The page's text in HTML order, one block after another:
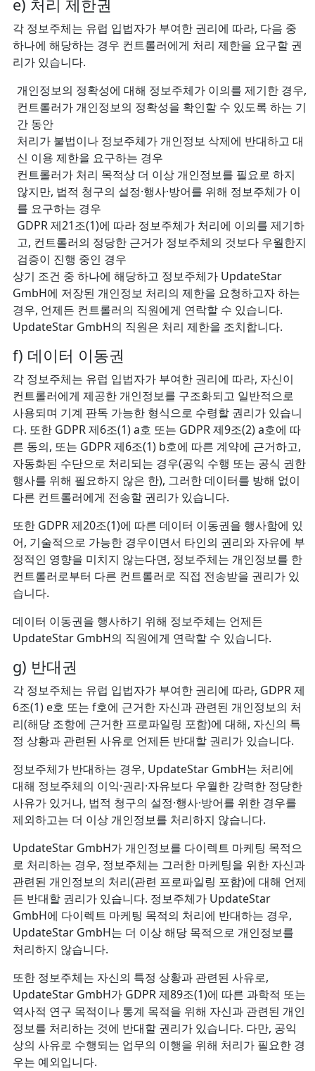
e) 처리 제한권
각 정보주체는 유럽 입법자가 부여한 권리에 따라, 다음 중
하나에 해당하는 경우 컨트롤러에게 처리 제한을 요구할 권
리가 있습니다.
개인정보의 정확성에 대해 정보주체가 이의를 제기한 경우,
컨트롤러가 개인정보의 정확성을 확인할 수 있도록 하는 기
간 동안
처리가 불법이나 정보주체가 개인정보 삭제에 반대하고 대
신 이용 제한을 요구하는 경우
컨트롤러가 처리 목적상 더 이상 개인정보를 필요로 하지
않지만, 법적 청구의 설정·행사·방어를 위해 정보주체가 이
를 요구하는 경우
GDPR 제21조(1)에 따라 정보주체가 처리에 이의를 제기하
고, 컨트롤러의 정당한 근거가 정보주체의 것보다 우월한지
검증이 진행 중인 경우
상기 조건 중 하나에 해당하고 정보주체가 UpdateStar
GmbH에 저장된 개인정보 처리의 제한을 요청하고자 하는
경우, 언제든 컨트롤러의 직원에게 연락할 수 있습니다.
UpdateStar GmbH의 직원은 처리 제한을 조치합니다.
f) 데이터 이동권
각 정보주체는 유럽 입법자가 부여한 권리에 따라, 자신이
컨트롤러에게 제공한 개인정보를 구조화되고 일반적으로
사용되며 기계 판독 가능한 형식으로 수령할 권리가 있습니
다. 또한 GDPR 제6조(1) a호 또는 GDPR 제9조(2) a호에 따
른 동의, 또는 GDPR 제6조(1) b호에 따른 계약에 근거하고,
자동화된 수단으로 처리되는 경우(공익 수행 또는 공식 권한
행사를 위해 필요하지 않은 한), 그러한 데이터를 방해 없이
다른 컨트롤러에게 전송할 권리가 있습니다.
또한 GDPR 제20조(1)에 따른 데이터 이동권을 행사함에 있
어, 기술적으로 가능한 경우이면서 타인의 권리와 자유에 부
정적인 영향을 미치지 않는다면, 정보주체는 개인정보를 한
컨트롤러로부터 다른 컨트롤러로 직접 전송받을 권리가 있
습니다.
데이터 이동권을 행사하기 위해 정보주체는 언제든
UpdateStar GmbH의 직원에게 연락할 수 있습니다.
g) 반대권
각 정보주체는 유럽 입법자가 부여한 권리에 따라, GDPR 제
6조(1) e호 또는 f호에 근거한 자신과 관련된 개인정보의 처
리(해당 조항에 근거한 프로파일링 포함)에 대해, 자신의 특
정 상황과 관련된 사유로 언제든 반대할 권리가 있습니다.
정보주체가 반대하는 경우, UpdateStar GmbH는 처리에
대해 정보주체의 이익·권리·자유보다 우월한 강력한 정당한
사유가 있거나, 법적 청구의 설정·행사·방어를 위한 경우를
제외하고는 더 이상 개인정보를 처리하지 않습니다.
UpdateStar GmbH가 개인정보를 다이렉트 마케팅 목적으
로 처리하는 경우, 정보주체는 그러한 마케팅을 위한 자신과
관련된 개인정보의 처리(관련 프로파일링 포함)에 대해 언제
든 반대할 권리가 있습니다. 정보주체가 UpdateStar
GmbH에 다이렉트 마케팅 목적의 처리에 반대하는 경우,
UpdateStar GmbH는 더 이상 해당 목적으로 개인정보를
처리하지 않습니다.
또한 정보주체는 자신의 특정 상황과 관련된 사유로,
UpdateStar GmbH가 GDPR 제89조(1)에 따른 과학적 또는
역사적 연구 목적이나 통계 목적을 위해 자신과 관련된 개인
정보를 처리하는 것에 반대할 권리가 있습니다. 다만, 공익
상의 사유로 수행되는 업무의 이행을 위해 처리가 필요한 경
우는 예외입니다.